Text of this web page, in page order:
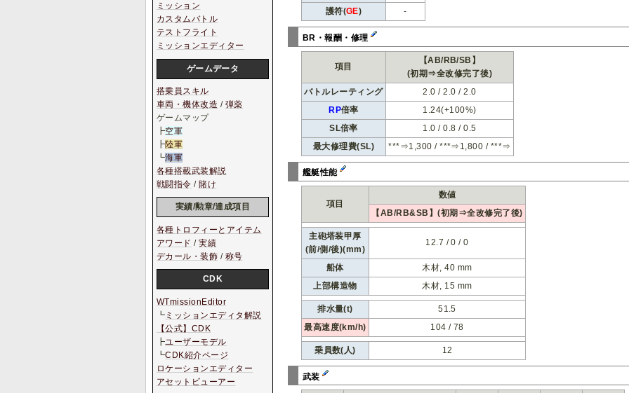
護符(GE) -
BR・報酬・修理
項目
【AB/RB/SB】
(初期⇒全改修完了後)
バトルレーティング
2.0 / 2.0 / 2.0
RP倍率
1.24(+100%)
SL倍率
1.0 / 0.8 / 0.5
最大修理費(SL)
***⇒1,300 / ***⇒1,800 / ***⇒
艦艇性能
項目
数値
【AB/RB&SB】(初期⇒全改修完了後)
主砲塔装甲厚
(前/側/後)(mm)
12.7 / 0 / 0
船体
木材, 40 mm
上部構造物
木材, 15 mm
排水量(t)
51.5
最高速度(km/h)
104 / 78
乗員数(人) 12
武装
ミッション
カスタムバトル
テストフライト
ミッションエディター
ゲームデータ
搭乗員スキル
車両・機体改造 / 弾薬
ゲームマップ
┣空軍
┣陸軍
┗海軍
各種搭載武装解説
戦闘指令 /賭け
実績/勲章/達成項目
各種トロフィーとアイテム
アワード /実績
デカール・装飾 / 称号
CDK
WTmissionEditor
┗ ミッションエディタ解説
【公式】CDK
┣ユーザーモデル
┗CDK紹介ページ
ロケーションエディター
アセットビューアー